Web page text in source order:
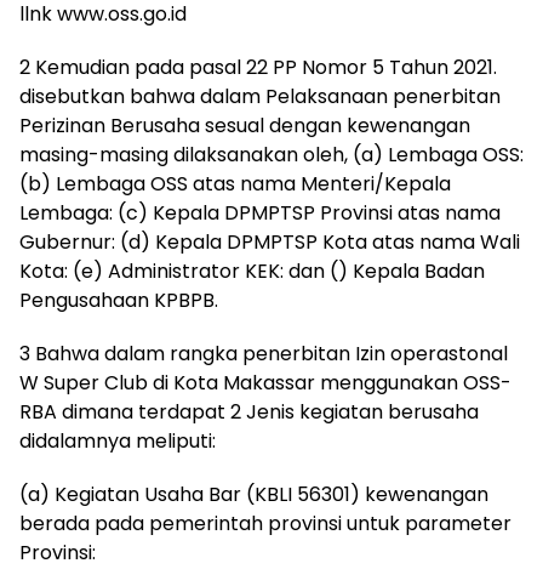
llnk www.oss.go.id
2 Kemudian pada pasal 22 PP Nomor 5 Tahun 2021.
disebutkan bahwa dalam Pelaksanaan penerbitan
Perizinan Berusaha sesual dengan kewenangan
masing-masing dilaksanakan oleh, (a) Lembaga OSS:
(b) Lembaga OSS atas nama Menteri/Kepala
Lembaga: (c) Kepala DPMPTSP Provinsi atas nama
Gubernur: (d) Kepala DPMPTSP Kota atas nama Wali
Kota: (e) Administrator KEK: dan () Kepala Badan
Pengusahaan KPBPB.
3 Bahwa dalam rangka penerbitan Izin operastonal
W Super Club di Kota Makassar menggunakan OSS-
RBA dimana terdapat 2 Jenis kegiatan berusaha
didalamnya meliputi:
(a) Kegiatan Usaha Bar (KBLI 56301) kewenangan
berada pada pemerintah provinsi untuk parameter
Provinsi: